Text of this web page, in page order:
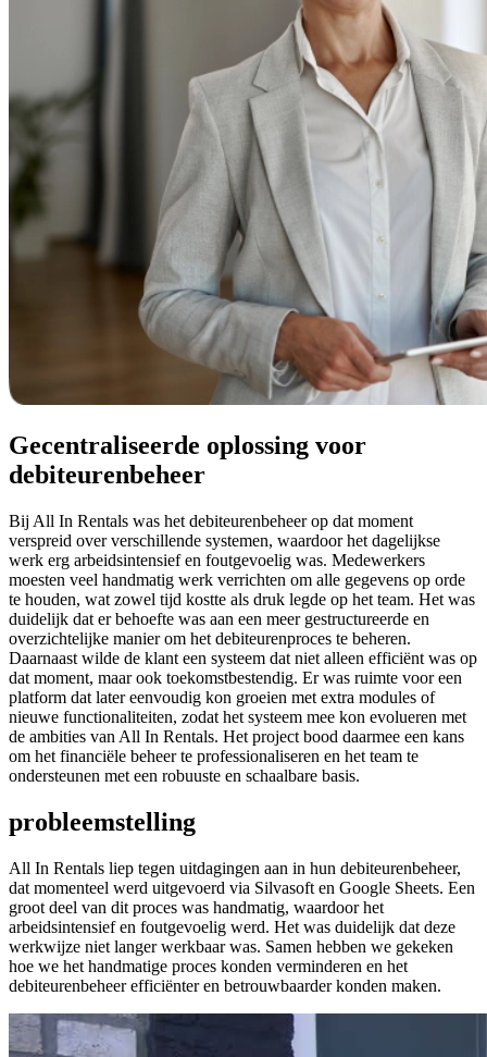
Gecentraliseerde oplossing voor
debiteurenbeheer
Bij All In Rentals was het debiteurenbeheer op dat moment
verspreid over verschillende systemen, waardoor het dagelijkse
werk erg arbeidsintensief en foutgevoelig was. Medewerkers
moesten veel handmatig werk verrichten om alle gegevens op orde
te houden, wat zowel tijd kostte als druk legde op het team. Het was
duidelijk dat er behoefte was aan een meer gestructureerde en
overzichtelijke manier om het debiteurenproces te beheren.
Daarnaast wilde de klant een systeem dat niet alleen efficiënt was op
dat moment, maar ook toekomstbestendig. Er was ruimte voor een
platform dat later eenvoudig kon groeien met extra modules of
nieuwe functionaliteiten, zodat het systeem mee kon evolueren met
de ambities van All In Rentals. Het project bood daarmee een kans
om het financiële beheer te professionaliseren en het team te
ondersteunen met een robuuste en schaalbare basis.
probleemstelling
All In Rentals liep tegen uitdagingen aan in hun debiteurenbeheer,
dat momenteel werd uitgevoerd via Silvasoft en Google Sheets. Een
groot deel van dit proces was handmatig, waardoor het
arbeidsintensief en foutgevoelig werd. Het was duidelijk dat deze
werkwijze niet langer werkbaar was. Samen hebben we gekeken
hoe we het handmatige proces konden verminderen en het
debiteurenbeheer efficiënter en betrouwbaarder konden maken.